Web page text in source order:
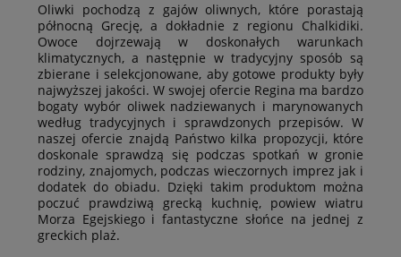
Oliwki pochodzą z gajów oliwnych, które porastają
północną Grecję, a dokładnie z regionu Chalkidiki.
Owoce dojrzewają w doskonałych warunkach
klimatycznych, a następnie w tradycyjny sposób są
zbierane i selekcjonowane, aby gotowe produkty były
najwyższej jakości. W swojej ofercie Regina ma bardzo
bogaty wybór oliwek nadziewanych i marynowanych
według tradycyjnych i sprawdzonych przepisów. W
naszej ofercie znajdą Państwo kilka propozycji, które
doskonale sprawdzą się podczas spotkań w gronie
rodziny, znajomych, podczas wieczornych imprez jak i
dodatek do obiadu. Dzięki takim produktom można
poczuć prawdziwą grecką kuchnię, powiew wiatru
Morza Egejskiego i fantastyczne słońce na jednej z
greckich plaż.